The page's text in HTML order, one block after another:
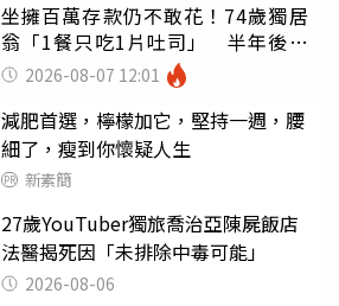
坐擁百萬存款仍不敢花！74歲獨居
翁「1餐只吃1片吐司」 半年後暴
瘦嚇壞女兒
2026-08-07 12:01
減肥首選，檸檬加它，堅持一週，腰
細了，瘦到你懷疑人生
新素簡
27歲YouTuber獨旅喬治亞陳屍飯店
法醫揭死因「未排除中毒可能」
2026-08-06